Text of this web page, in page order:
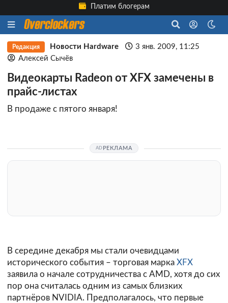
Платим блогерам
Редакция Новости Hardware
3 янв. 2009, 11:25
Алексей Сычёв
Видеокарты Radeon от XFX замечены в
прайс-листах
В продаже с пятого января!
РЕКЛАМА
В середине декабря мы стали очевидцами
исторического события – торговая марка XFX
заявила о начале сотрудничества с AMD, хотя до сих
пор она считалась одним из самых близких
партнёров NVIDIA. Предполагалось, что первые